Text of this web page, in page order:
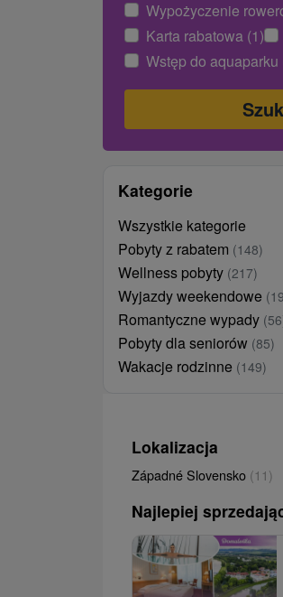
Wypożyczenie
Karta rabatowa (1)
Wstęp do aquaparku
Kategorie
Wszystkie kategorie
Pobyty z rabatem (148)
Wellness pobyty (217)
Wyjazdy weekendowe
Romantyczne wypady
Pobyty dla seniorów (85)
Wakacje rodzinne (149)
Lokalizacja
Západné Slovensko (11)
Najlepiej